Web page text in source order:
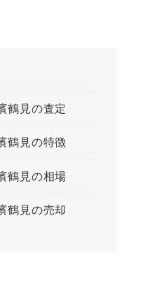
鶴見の査定
鶴見の特徴
鶴見の相場
鶴見の売却